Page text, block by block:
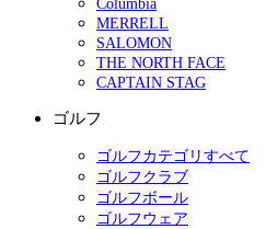
Columbia
MERRELL
SALOMON
THE NORTH FACE
CAPTAIN STAG
ゴルフ
ゴルフカテゴリすべて
ゴルフクラブ
ゴルフボール
ゴルフウェア